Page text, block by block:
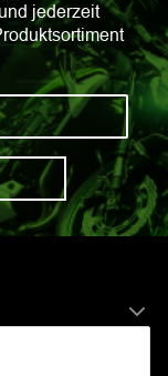
jederzeit